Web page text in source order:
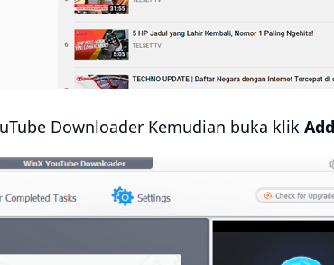
Downloader Kemudian buka klik